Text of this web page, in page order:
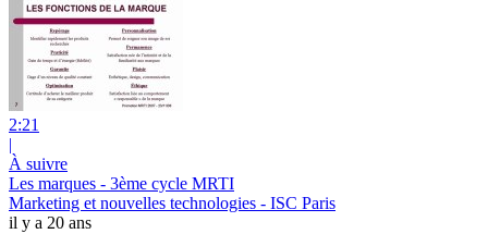
2:21
|
À suivre
Les marques - 3ème cycle MRTI
Marketing et nouvelles technologies - ISC Paris
il y a 20 ans